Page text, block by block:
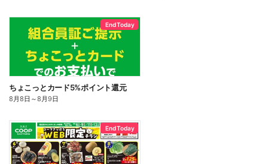
End Today
ちょこっとカード5%ポイント還元
8月8日 ～8月9日
End Today